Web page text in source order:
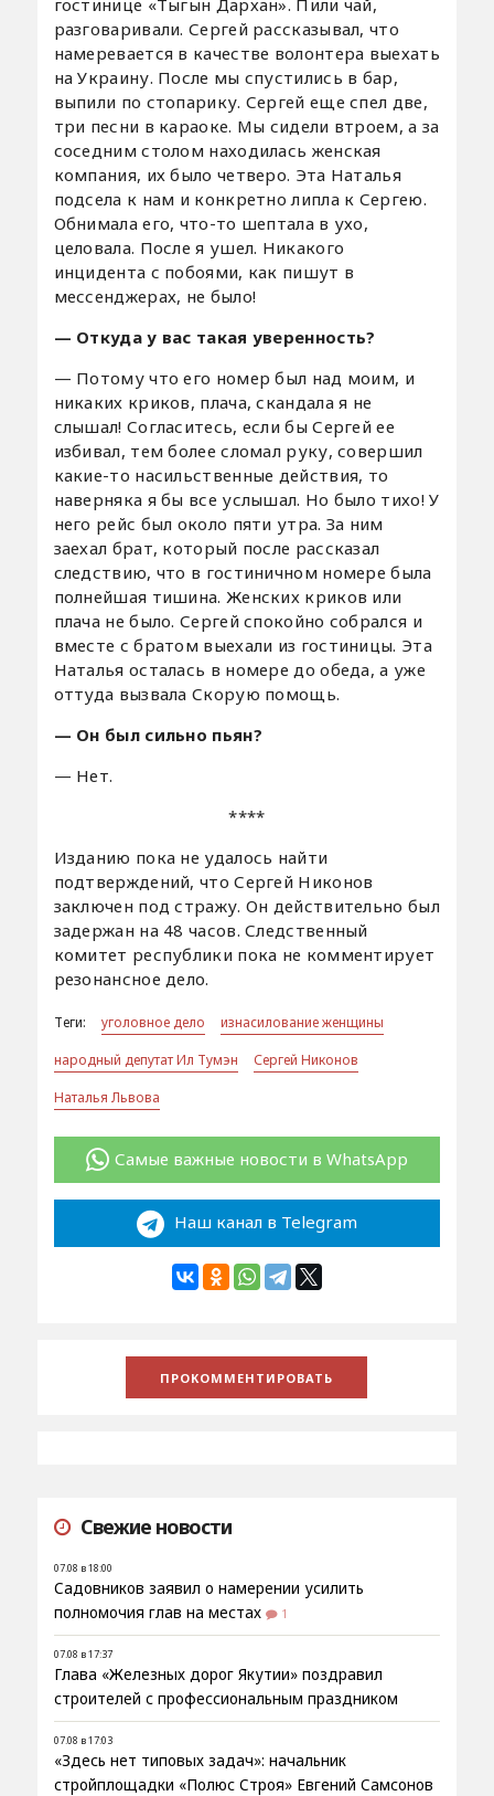
разговаривали. Сергей рассказывал, что
намеревается в качестве волонтера выехать
на Украину. После мы спустились в бар,
выпили по стопарику. Сергей еще спел две,
три песни в караоке. Мы сидели втроем, а за
соседним столом находилась женская
компания, их было четверо. Эта Наталья
подсела к нам и конкретно липла к Сергею.
Обнимала его, что-то шептала в ухо,
целовала. После я ушел. Никакого
инцидента с побоями, как пишут в
мессенджерах, не было!
— Откуда у вас такая уверенность?
— Потому что его номер был над моим, и
никаких криков, плача, скандала я не
слышал! Согласитесь, если бы Сергей ее
избивал, тем более сломал руку, совершил
какие-то насильственные действия, то
наверняка я бы все услышал. Но было тихо! У
него рейс был около пяти утра. За ним
заехал брат, который после рассказал
следствию, что в гостиничном номере была
полнейшая тишина. Женских криков или
плача не было. Сергей спокойно собрался и
вместе с братом выехали из гостиницы. Эта
Наталья осталась в номере до обеда, а уже
оттуда вызвала Скорую помощь.
— Он был сильно пьян?
— Нет.
****
Изданию пока не удалось найти
подтверждений, что Сергей Никонов
заключен под стражу. Он действительно был
задержан на 48 часов. Следственный
комитет республики пока не комментирует
резонансное дело.
Теги: уголовное дело
изнасилование женщины
народный депутат Ил Тумэн
Сергей Никонов
Наталья Львова
Самые важные новости в WhatsApp
Наш канал в Telegram
Свежие новости
07.08 в 18:00
Садовников заявил о намерении усилить
полномочия глав на местах
1
07.08 в 17:37
Глава «Железных дорог Якутии» поздравил
строителей с профессиональным праздником
07.08 в 17:03
«Здесь нет типовых задач»: начальник
стройплощадки «Полюс Строя» Евгений Самсонов